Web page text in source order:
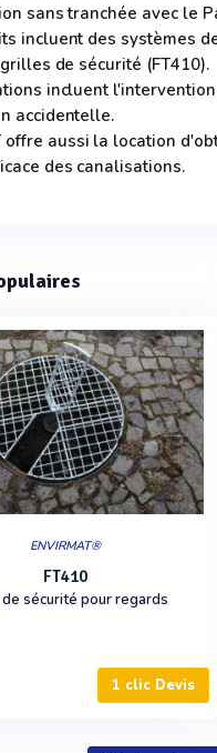
sans tranchée avec le
incluent des systèmes
de sécurité (FT410).
incluent
accidentelle.
offre aussi la location
des canalisations.
ENVIRMAT®
FT410
sécurité pour regards
1 clic Devis